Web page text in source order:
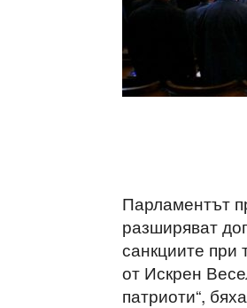
Парламентът
разширяват
санкциите при
от Искрен
патриоти“,